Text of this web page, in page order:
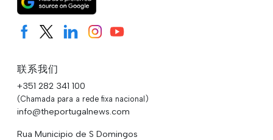
联系我们
+351 282 341 100
(Chamada para a rede fixa nacional)
info@theportugalnews.com
Rua Municipio de S Domingos